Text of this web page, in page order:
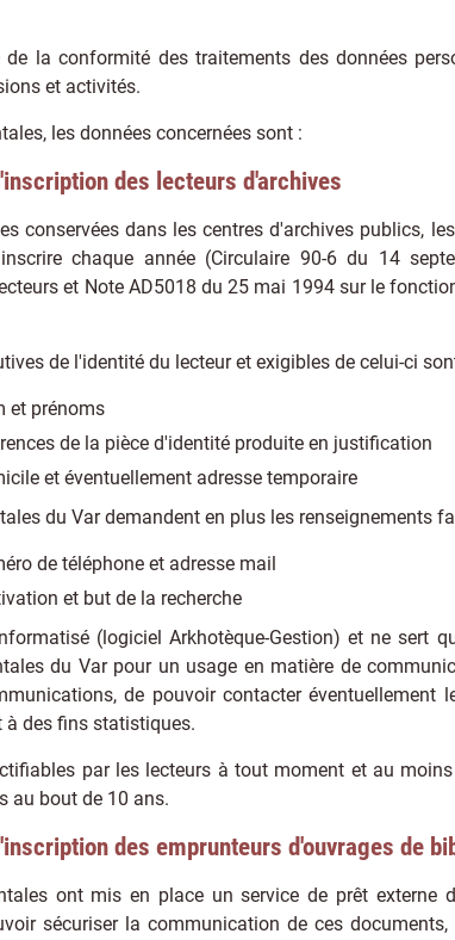
de la conformité des traitements des données
et activités.
les données concernées sont :
des lecteurs d'archives
conservées dans les centres d'archives publics,
chaque année (Circulaire 90-6 du 14
et Note AD5018 du 25 mai 1994 sur le
de l'identité du lecteur et exigibles de celui-ci
et prénoms
de la pièce d'identité produite en justification
et éventuellement adresse temporaire
du Var demandent en plus les renseignements
de téléphone et adresse mail
et but de la recherche
(logiciel Arkhotèque-Gestion) et ne sert
du Var pour un usage en matière de
de pouvoir contacter éventuellement
à des fins statistiques.
par les lecteurs à tout moment et au
au bout de 10 ans.
des emprunteurs d'ouvrages de
ont mis en place un service de prêt externe
sécuriser la communication de ces